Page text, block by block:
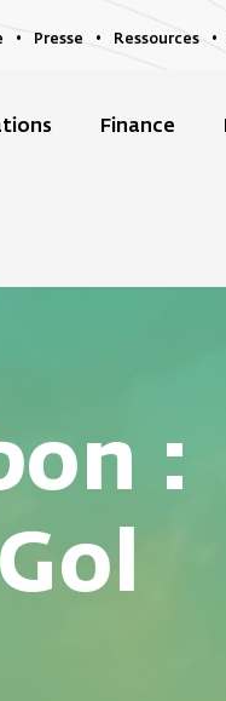
Presse Ressources
Finance
: